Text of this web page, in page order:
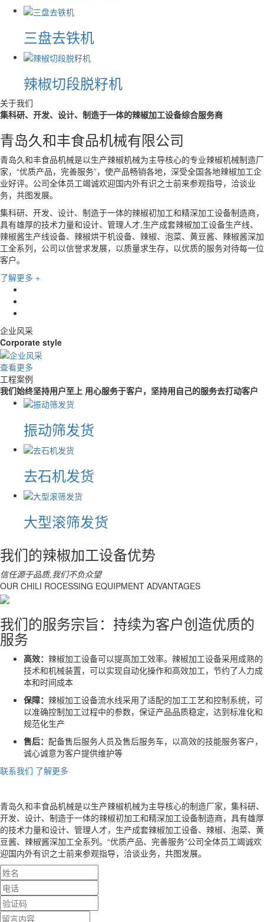
三盘去铁机
辣椒切段脱籽机
关于我们
集科研、开发、设计、制造于一体的辣椒加工设备综合服务商
青岛久和丰食品机械有限公司
青岛久和丰食品机械是以生产辣椒机械为主导核心的专业辣椒机械制造厂
家， “优质产品，完善服务”，使产品畅销各地，深受全国各地辣椒加工企
业好评。公司全体员工竭诚欢迎国内外有识之士前来参观指导，洽谈业
务，共图发展。
集科研、开发、设计、制造于一体的辣椒初加工和精深加工设备制造商，
具有雄厚的技术力量和设计、管理人才,生产成套辣椒加工设备生产线、
辣椒酱生产线设备、 辣椒烘干机设备、 辣椒、泡菜、黄豆酱、辣椒酱深加
工全系列，公司以信誉求发展，以质量求生存，以优质的服务对待每一位
客户。
了解更多 +
企业风采
Corporate style
查看更多
工程案例
我们始终坚持用户至上 用心服务于客户，坚持用自己的服务去打动客户
振动筛发货
去石机发货
大型滚筛发货
我们的辣椒加工设备优势
信任源于品质,我们不负众望
OUR CHILI ROCESSING EQUIPMENT ADVANTAGES
我们的服务宗旨：持续为客户创造优质的
服务
高效： 辣椒加工设备可以提高加工效率。辣椒加工设备采用成熟的
技术和机械装置，可以实现自动化操作和高效加工，节约了人力成
本和时间成本
保障： 辣椒加工设备流水线采用了适配的加工工艺和控制系统，可
以准确控制加工过程中的参数，保证产品品质稳定，达到标准化和
规范化生产
售后： 配备售后服务人员及售后服务车，以高效的技能服务客户，
诚心诚意为客户提供维护等
联系我们 了解更多
青岛久和丰食品机械是以生产辣椒机械为主导核心的制造厂家，集科研、
开发、设计、制造于一体的辣椒初加工和精深加工设备制造商，具有雄厚
的技术力量和设计、管理人才，生产成套辣椒加工设备、辣椒、泡菜、黄
豆酱、辣椒酱深加工全系列。“优质产品、完善服务”公司全体员工竭诚欢
迎国内外有识之士前来参观指导，洽谈业务，共图发展。